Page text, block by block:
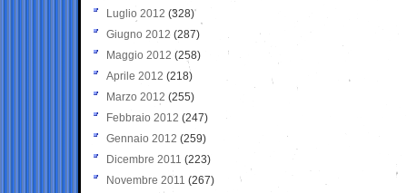
Luglio 2012 (328)
Giugno 2012 (287)
Maggio 2012 (258)
Aprile 2012 (218)
Marzo 2012 (255)
Febbraio 2012 (247)
Gennaio 2012 (259)
Dicembre 2011 (223)
Novembre 2011 (267)